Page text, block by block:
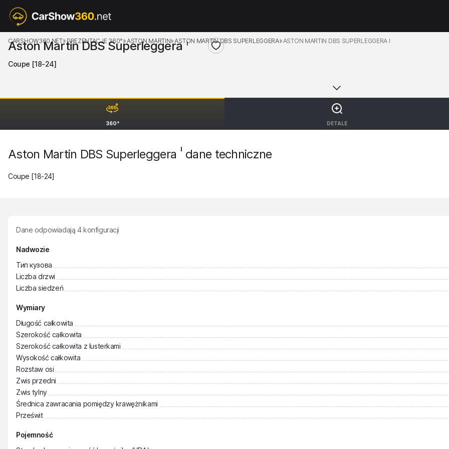
360° DETALE
CARSHOW360.NET PREZENTACJE 360° ASTON MARTIN ASTON MARTIN DBS SUPERLEGGERA ASTON MARTIN DBS SUPERLEGGERA I
Aston Martin DBS Superleggera I
Coupe [18-24]
Aston Martin DBS Superleggera I dane techniczne
Coupe [18-24]
Dane odpowiadają 4konfiguracji
Nadwozie
Тип кузова
Liczba drzwi
Liczba siedzeń
Wymiary
Długość całkowita
Szerokość całkowita
Szerokość całkowita z lusterkami
Wysokość całkowita
Rozstaw osi
Zwis przedni
Zwis tylny
Średnica zawracania pomiędzy krawężnikami
Prześwit
Pojemność